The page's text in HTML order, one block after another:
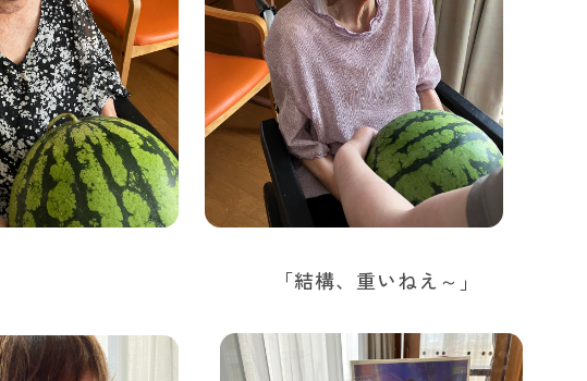
～」 「結構、重いねえ～」